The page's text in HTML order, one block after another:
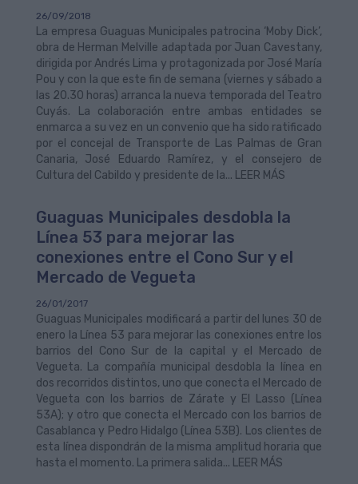
26/09/2018
La empresa Guaguas Municipales patrocina ‘Moby Dick’,
obra de Herman Melville adaptada por Juan Cavestany,
dirigida por Andrés Lima y protagonizada por José María
Pou y con la que este fin de semana (viernes y sábado a
las 20.30 horas) arranca la nueva temporada del Teatro
Cuyás. La colaboración entre ambas entidades se
enmarca a su vez en un convenio que ha sido ratificado
por el concejal de Transporte de Las Palmas de Gran
Canaria, José Eduardo Ramírez, y el consejero de
Cultura del Cabildo y presidente de la... LEER MÁS
Guaguas Municipales desdobla la
Línea 53 para mejorar las
conexiones entre el Cono Sur y el
Mercado de Vegueta
26/01/2017
Guaguas Municipales modificará a partir del lunes 30 de
enero la Línea 53 para mejorar las conexiones entre los
barrios del Cono Sur de la capital y el Mercado de
Vegueta. La compañía municipal desdobla la línea en
dos recorridos distintos, uno que conecta el Mercado de
Vegueta con los barrios de Zárate y El Lasso (Línea
53A); y otro que conecta el Mercado con los barrios de
Casablanca y Pedro Hidalgo (Línea 53B). Los clientes de
esta línea dispondrán de la misma amplitud horaria que
hasta el momento. La primera salida... LEER MÁS